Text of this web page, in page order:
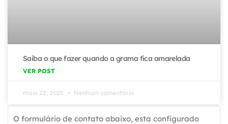
Saiba o que fazer quando a grama fica amarelada
VER POST
maio 22, 2025 Nenhum comentário
O formulário de contato abaixo, esta configurado